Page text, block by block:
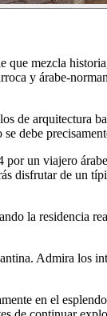
mezcla
y árabe-
de arquitectura
debe
un viajero
disfrutar de un
la residencia
Admira los
en el